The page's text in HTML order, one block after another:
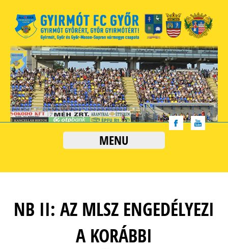
MENU
NB II: AZ MLSZ ENGEDÉLYEZI
A KORÁBBI